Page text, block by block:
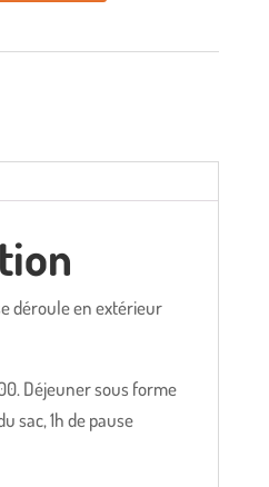
déroule en extérieur
Déjeuner sous forme
sac, 1h de pause